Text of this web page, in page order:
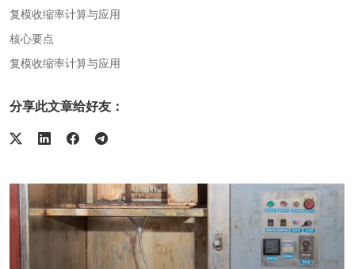
复模收缩率计算与应用
核心要点
复模收缩率计算与应用
分享此文章给好友：